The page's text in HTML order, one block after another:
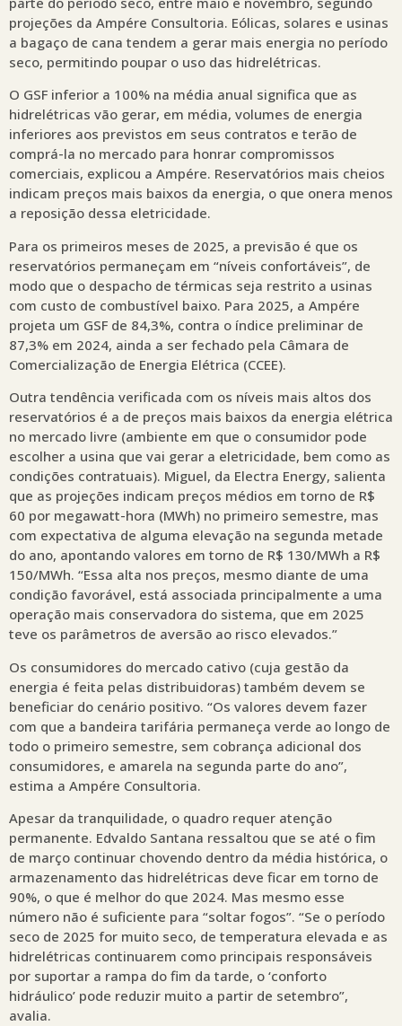
projeções da Ampére Consultoria. Eólicas, solares e usinas
a bagaço de cana tendem a gerar mais energia no período
seco, permitindo poupar o uso das hidrelétricas.
O GSF inferior a 100% na média anual significa que as
hidrelétricas vão gerar, em média, volumes de energia
inferiores aos previstos em seus contratos e terão de
comprá-la no mercado para honrar compromissos
comerciais, explicou a Ampére. Reservatórios mais cheios
indicam preços mais baixos da energia, o que onera menos
a reposição dessa eletricidade.
Para os primeiros meses de 2025, a previsão é que os
reservatórios permaneçam em “níveis confortáveis”, de
modo que o despacho de térmicas seja restrito a usinas
com custo de combustível baixo. Para 2025, a Ampére
projeta um GSF de 84,3%, contra o índice preliminar de
87,3% em 2024, ainda a ser fechado pela Câmara de
Comercialização de Energia Elétrica (CCEE).
Outra tendência verificada com os níveis mais altos dos
reservatórios é a de preços mais baixos da energia elétrica
no mercado livre (ambiente em que o consumidor pode
escolher a usina que vai gerar a eletricidade, bem como as
condições contratuais). Miguel, da Electra Energy, salienta
que as projeções indicam preços médios em torno de R$
60 por megawatt-hora (MWh) no primeiro semestre, mas
com expectativa de alguma elevação na segunda metade
do ano, apontando valores em torno de R$ 130/MWh a R$
150/MWh. “Essa alta nos preços, mesmo diante de uma
condição favorável, está associada principalmente a uma
operação mais conservadora do sistema, que em 2025
teve os parâmetros de aversão ao risco elevados.”
Os consumidores do mercado cativo (cuja gestão da
energia é feita pelas distribuidoras) também devem se
beneficiar do cenário positivo. “Os valores devem fazer
com que a bandeira tarifária permaneça verde ao longo de
todo o primeiro semestre, sem cobrança adicional dos
consumidores, e amarela na segunda parte do ano”,
estima a Ampére Consultoria.
Apesar da tranquilidade, o quadro requer atenção
permanente. Edvaldo Santana ressaltou que se até o fim
de março continuar chovendo dentro da média histórica, o
armazenamento das hidrelétricas deve ficar em torno de
90%, o que é melhor do que 2024. Mas mesmo esse
número não é suficiente para “soltar fogos”. “Se o período
seco de 2025 for muito seco, de temperatura elevada e as
hidrelétricas continuarem como principais responsáveis
por suportar a rampa do fim da tarde, o ‘conforto
hidráulico’ pode reduzir muito a partir de setembro”,
avalia.